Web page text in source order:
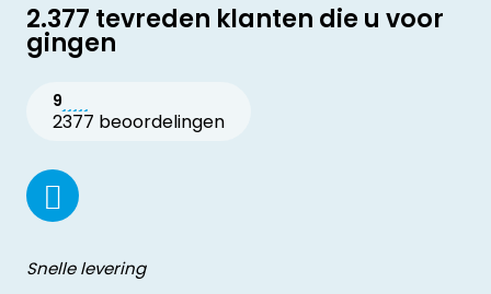
2.377 tevreden klanten die u voor
gingen
9
2377 beoordelingen
Snelle levering